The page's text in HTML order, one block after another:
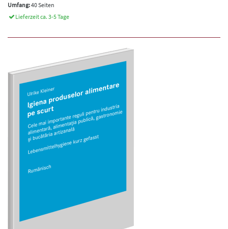
Umfang:40 Seiten
Lieferzeit ca. 3-5 Tage